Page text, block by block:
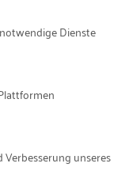
mit anderen:
Dienste
unseres